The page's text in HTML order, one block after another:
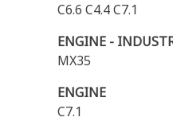
C6.6 C4.4 C7.1
ENGINE -
MX35
ENGINE
C7.1